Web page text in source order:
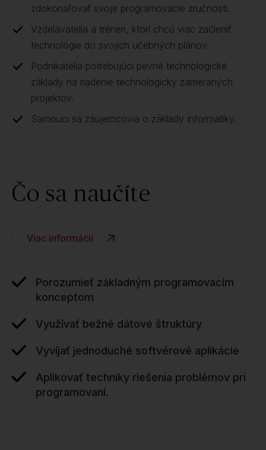
zdokonaľovať svoje programovacie zručnosti.
Vzdelávatelia a tréneri, ktorí chcú viac začleniť
technológie do svojich učebných plánov.
Podnikatelia potrebujúci pevné technologické
základy na riadenie technologicky zameraných
projektov.
Samouci sa záujemcovia o základy informatiky.
Čo sa naučíte
Viac informácií
Porozumieť základným programovacím
konceptom
Využívať bežné dátové štruktúry
Vyvíjať jednoduché softvérové aplikácie
Aplikovať techniky riešenia problémov pri
programovaní.